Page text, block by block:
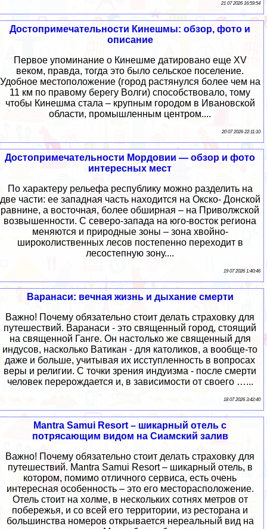
21 07 2026 16:59:54
Достопримечательности Кинешмы: обзор, фото и
описание
Первое упоминание о Кинешме датировано еще XV
веком, правда, тогда это было сельское поселение.
Удобное местоположение (город растянулся более чем на
11 км по правому берегу Волги) способствовало, тому
чтобы Кинешма стала – крупным городом в Ивановской
области, промышленным центром....
20 07 2026 22:11:10
Достопримечательности Мордовии — обзор и фото
интересных мест
По характеру рельефа республику можно разделить на
две части: ее западная часть находится на Окско- Донской
равнине, а восточная, более обширная – на Приволжской
возвышенности. С северо-запада на юго-восток региона
меняются и природные зоны – зона хвойно-
широколиственных лесов постепенно переходит в
лесостепную зону....
19 07 2026 1:40:46
Варанаси: вечная жизнь и дыхание смерти
Важно! Почему обязательно стоит делать страховку для
путешествий. Варанаси - это священный город, стоящий
на священной Ганге. Он настолько же священный для
индусов, насколько Ватикан - для католиков, а вообще-то
даже и больше, учитывая их исступленность в вопросах
веры и религии. С точки зрения индуизма - после смерти
человек перерождается и, в зависимости от своего …...
18 07 2026 3:42:40
Mantra Samui Resort – шикарный отель с
потрясающим видом на Сиамский залив
Важно! Почему обязательно стоит делать страховку для
путешествий. Mantra Samui Resort – шикарный отель, в
котором, помимо отличного сервиса, есть очень
интересная особенность – это его месторасположение.
Отель стоит на холме, в нескольких сотнях метров от
побережья, и со всей его территории, из ресторана и
большинства номеров открывается нереальный вид на